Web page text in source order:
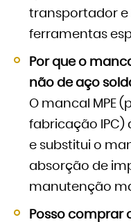
transportador e
ferramentas
Por que o
não de aço
O mancal MPE
fabricação IPC)
e substitui o
absorção de
manutenção
Posso comprar